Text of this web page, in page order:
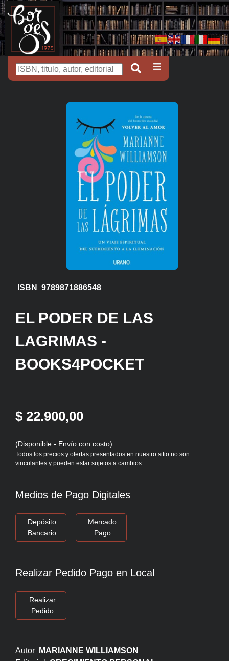
ISBN 9789871886548
EL PODER DE LAS
LAGRIMAS -
BOOKS4POCKET
$ 22.900,00
(Disponible - Envío con costo)
Todos los precios y ofertas presentados en nuestro sitio no son
vinculantes y pueden estar sujetos a cambios.
Medios de Pago Digitales
Depósito
Bancario
Mercado
Pago
Realizar Pedido Pago en Local
Realizar
Pedido
Autor
MARIANNE WILLIAMSON